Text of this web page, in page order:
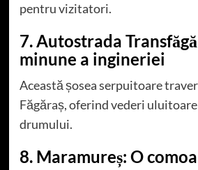
pentru vizitatori.
7. Autostrada
minune a ingineriei
Această șosea serpuitoare
Făgăraș, oferind vederi
drumului.
8. Maramureș: O